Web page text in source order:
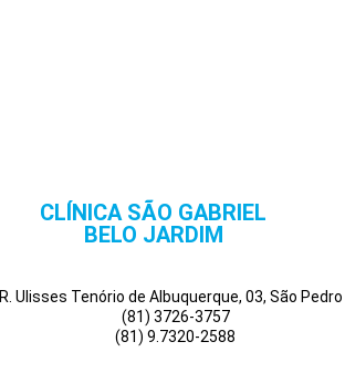
CLÍNICA SÃO GABRIEL
BELO JARDIM
R. Ulisses Tenório de Albuquerque, 03, São Pedro
(81) 3726-3757
(81) 9.7320-2588